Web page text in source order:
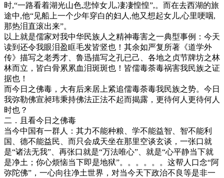
时,“一路看着湖光山色,悲悼女儿,凄凄惶惶”,。而在去西湖的旅
途中,他“见船上一个少年穿白的妇人,他又想起女儿,心里哽咽,
那热泪直滚出来”。
以上就是儒家对我中华民族人之精神毒害之一典型事例：今天
读到还令我眼泪盈眶毛发皆竖也！其余如严复所著《道学外
传》描写之老秀才、鲁迅描写之孔已己、各地之贞节牌坊之林
林而立，皆白骨累累血泪斑斑也！皆儒毒荼毒祸害我民族之证
据也！
而今日之佛毒，大有后来居上紧追儒毒荼毒我民族之势。今日
我弥勒佛宣昶玮秉持佛法正法不起而揭露，更待何人更待何人
时也？
二．且看今日之佛毒
当今中国有一群人：其力不能种粮、学不能益智、智不能利
国、德不能益民、而只会成天坐在那里空谈玄谈，一张口就
是“诸法无我”、再张口就是“万法唯心”、就是“心平静当下就
是净土；你心烦恼当下即是地狱”。。。。。。这帮人口念“阿
弥陀佛”，一心向往净土世界，对当今天下政治不良等是非一